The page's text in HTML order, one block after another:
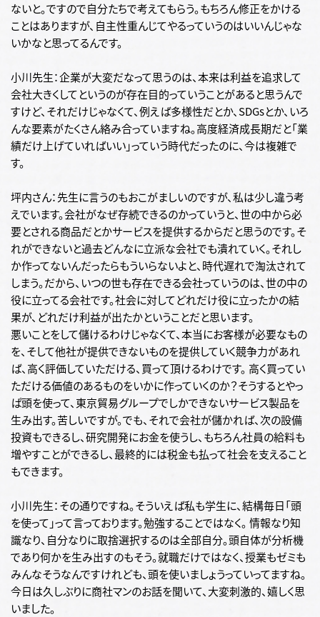
ないと。ですので自分たちで考えてもらう。もちろん修正をかける
ことはありますが、自主性重んじてやるっていうのはいいんじゃな
いかなと思ってるんです。
小川先生：企業が大変だなって思うのは、本来は利益を追求して
会社大きくしてというのが存在目的っていうことがあると思うんで
すけど、それだけじゃなくて、例えば多様性だとか、SDGsとか、いろ
んな要素がたくさん絡み合っていますね。高度経済成長期だと「業
績だけ上げていればいい」っていう時代だったのに、今は複雑で
す。
坪内さん：先生に言うのもおこがましいのですが、私は少し違う考
えでいます。会社がなぜ存続できるのかっていうと、世の中から必
要とされる商品だとかサービスを提供するからだと思うのです。そ
れができないと過去どんなに立派な会社でも潰れていく。それし
か作ってないんだったらもういらないよと、時代遅れで淘汰されて
しまう。だから、いつの世も存在できる会社っていうのは、世の中の
役に立ってる会社です。社会に対してどれだけ役に立ったかの結
果が、どれだけ利益が出たかということだと思います。
悪いことをして儲けるわけじゃなくて、本当にお客様が必要なもの
を、そして他社が提供できないものを提供していく競争力があれ
ば、高く評価していただける、買って頂けるわけです。 高く買ってい
ただける価値のあるものをいかに作っていくのか？そうするとやっ
ぱ頭を使って、東京貿易グループでしかできないサービス製品を
生み出す。苦しいですが。でも、それで会社が儲かれば、次の設備
投資もできるし、研究開発にお金を使うし、もちろん社員の給料も
増やすことができるし、最終的には税金も払って社会を支えること
もできます。
小川先生：その通りですね。そういえば私も学生に、結構毎日「頭
を使って」って言っております。勉強することではなく。 情報なり知
識なり、自分なりに取捨選択するのは全部自分。頭自体が分析機
であり何かを生み出すのもそう。就職だけではなく、授業もゼミも
みんなそうなんですけれども、頭を使いましょうっていってますね。
今日は久しぶりに商社マンのお話を聞いて、大変刺激的、嬉しく思
いました。